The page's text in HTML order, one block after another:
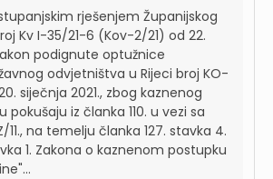
rješenjem Županijskog
Kv I-35/21-6 (Kov-2/21) od 22.
podignute optužnice
odvjetništva u Rijeci broj KO-
siječnja 2021., zbog kaznenog
pokušaju iz članka 110. u vezi sa
11., na temelju članka 127. stavka 4.
1. Zakona o kaznenom postupku